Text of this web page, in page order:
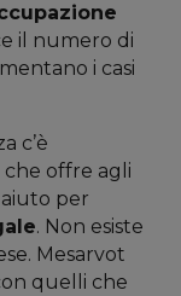
il numero di
i casi
c’è
che offre agli
per
. Non esiste
Mesarvot
quelli che